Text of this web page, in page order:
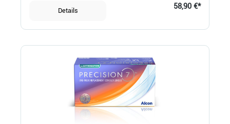
Details 58,90 €*